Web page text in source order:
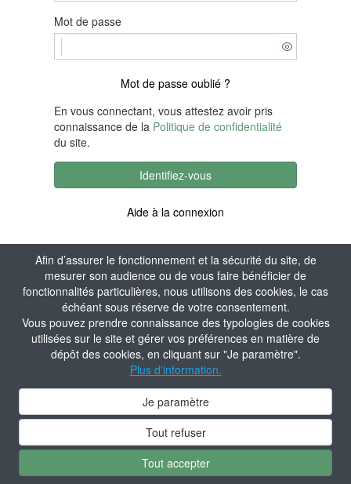
Afin d’assurer le fonctionnement et la sécurité du site, de
mesurer son audience ou de vous faire bénéficier de
fonctionnalités particulières, nous utilisons des cookies, le cas
échéant sous réserve de votre consentement.
Vous pouvez prendre connaissance des typologies de cookies
utilisées sur le site et gérer vos préférences en matière de
dépôt des cookies, en cliquant sur "Je paramètre".
Plus d'information.
Je paramètre
Tout refuser
Tout accepter
Mot de passe
Mot de passe oublié ?
En vous connectant, vous attestez avoir pris
connaissance de la Politique de confidentialité
du site.
Identifiez-vous
Aide à la connexion